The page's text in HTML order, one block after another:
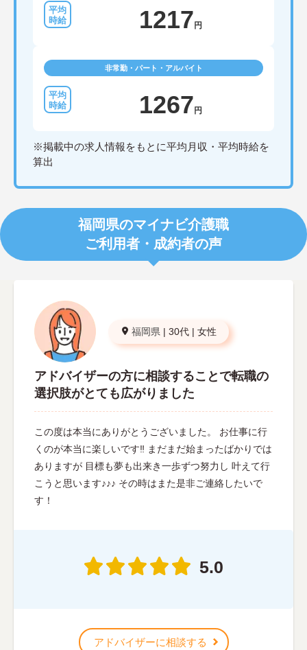
1217 円
非常勤・パート・アルバイト
1267 円
※掲載中の求人情報をもとに平均月収・平均時給を
算出
福岡県のマイナビ介護職
ご利用者・成約者の声
福岡県 | 30代 | 女性
アドバイザーの方に相談することで転職の
選択肢がとても広がりました
この度は本当にありがとうございました。 お仕事に行
くのが本当に楽しいです‼︎ まだまだ始まったばかりでは
ありますが 目標も夢も出来き一歩ずつ努力し 叶えて行
こうと思います♪♪♪ その時はまた是非ご連絡したいで
す！
5.0
アドバイザーに相談する